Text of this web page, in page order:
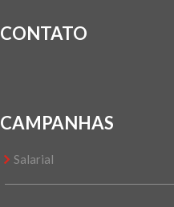
CONTATO
CAMPANHAS
Salarial